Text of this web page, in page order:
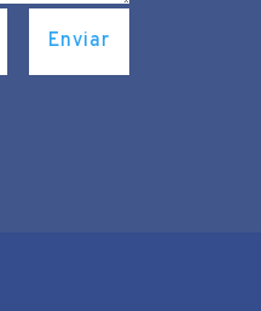
Enviar